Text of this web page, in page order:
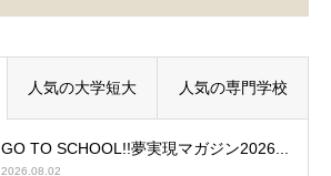
人気の大学短大 人気の専門学校
GO TO SCHOOL!!夢実現マガジン2026...
2026.08.02